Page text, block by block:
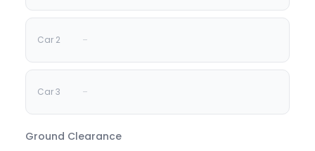
-
-
Ground Clearance